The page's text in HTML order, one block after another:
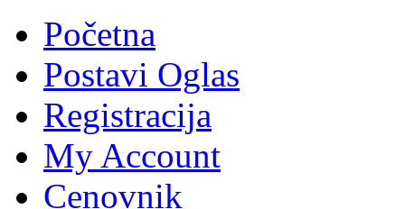
Početna
Postavi Oglas
Registracija
My Account
Cenovnik